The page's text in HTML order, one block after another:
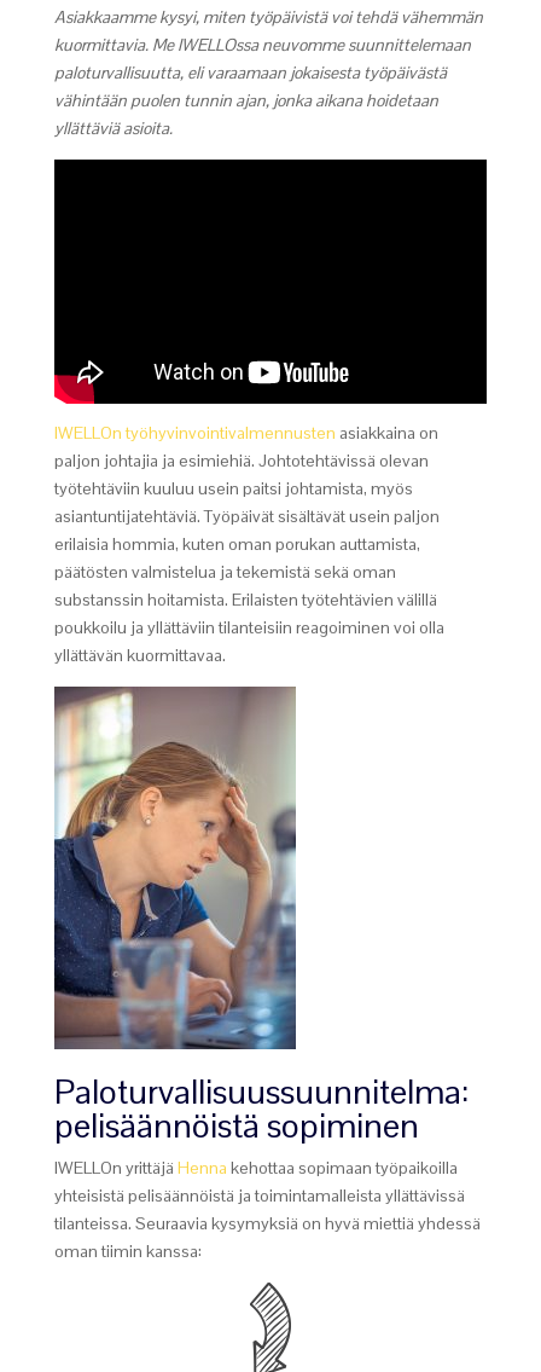
Asiakkaamme kysyi, miten työpäivistä voi tehdä vähemmän
kuormittavia. Me IWELLOssa neuvomme suunnittelemaan
paloturvallisuutta, eli varaamaan jokaisesta työpäivästä
vähintään puolen tunnin ajan, jonka aikana hoidetaan
yllättäviä asioita.
IWELLOn työhyvinvointivalmennusten asiakkaina on
paljon johtajia ja esimiehiä. Johtotehtävissä olevan
työtehtäviin kuuluu usein paitsi johtamista, myös
asiantuntijatehtäviä. Työpäivät sisältävät usein paljon
erilaisia hommia, kuten oman porukan auttamista,
päätösten valmistelua ja tekemistä sekä oman
substanssin hoitamista. Erilaisten työtehtävien välillä
poukkoilu ja yllättäviin tilanteisiin reagoiminen voi olla
yllättävän kuormittavaa.
Paloturvallisuussuunnitelma:
pelisäännöistä sopiminen
IWELLOn yrittäjä Henna kehottaa sopimaan työpaikoilla
yhteisistä pelisäännöistä ja toimintamalleista yllättävissä
tilanteissa. Seuraavia kysymyksiä on hyvä miettiä yhdessä
oman tiimin kanssa: